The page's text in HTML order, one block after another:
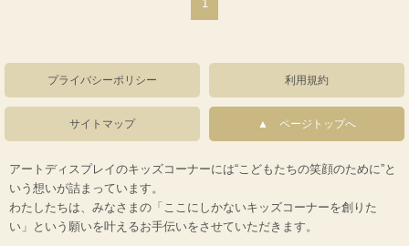
1
プライバシーポリシー 利用規約
サイトマップ ページトップへ
アートディスプレイのキッズコーナーには“こどもたちの笑顔のために”と
いう想いが詰まっています。
わたしたちは、みなさまの「ここにしかないキッズコーナーを創りた
い」という願いを叶えるお手伝いをさせていただきます。